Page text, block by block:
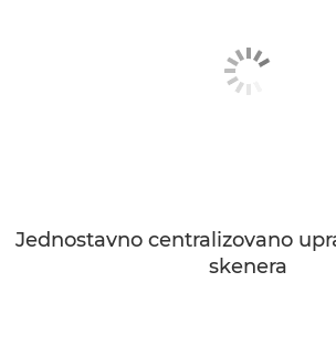
Jednostavno centralizovano
skenera